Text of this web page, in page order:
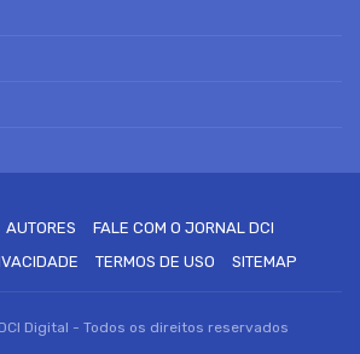
AUTORES
FALE COM O JORNAL DCI
TERMOS DE USO SITEMAP
Digital - Todos os direitos reservados